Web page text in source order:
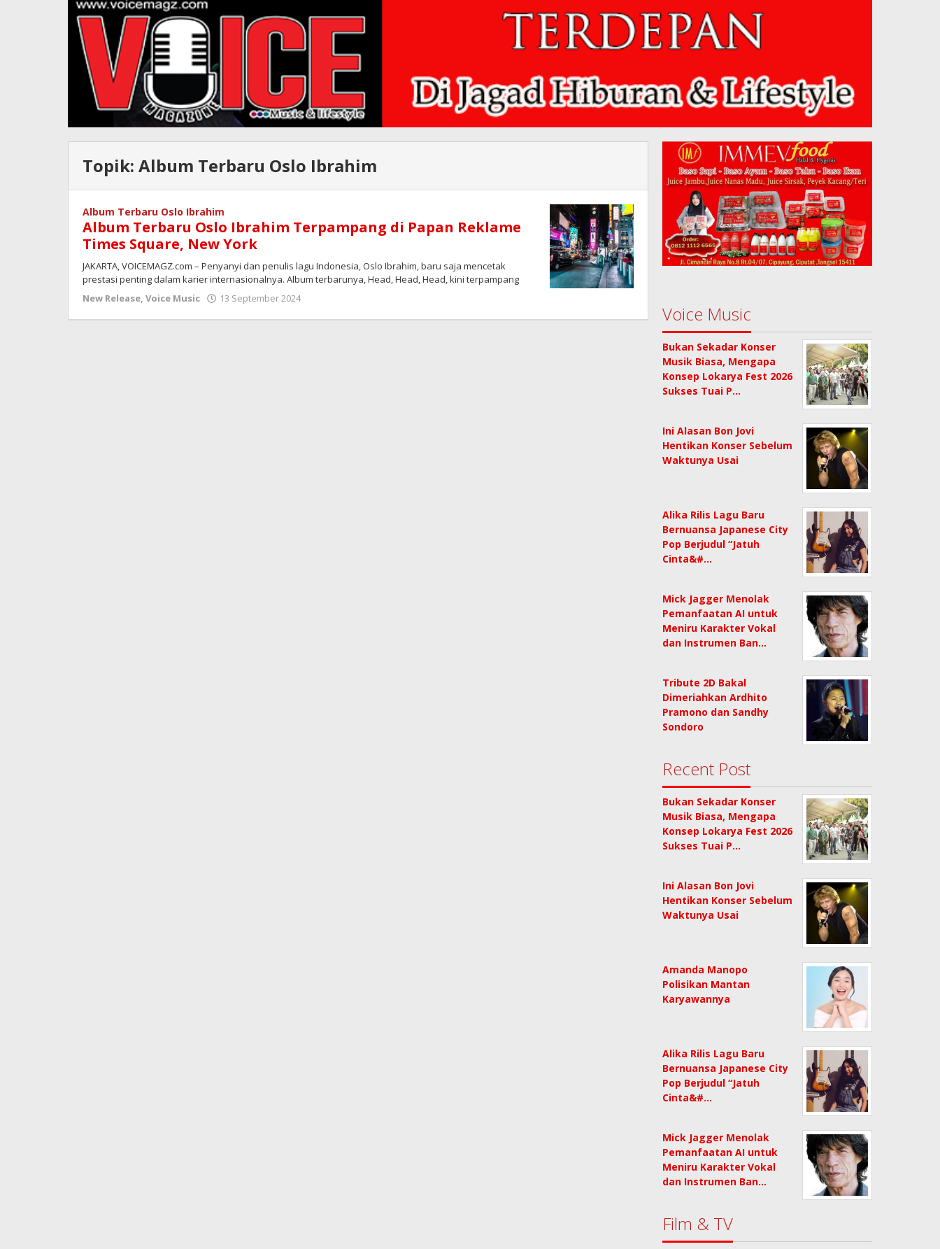
Topik: Album Terbaru Oslo Ibrahim
Album Terbaru Oslo Ibrahim
Album Terbaru Oslo Ibrahim Terpampang di Papan Reklame
Times Square, New York
JAKARTA, VOICEMAGZ.com – Penyanyi dan penulis lagu Indonesia, Oslo Ibrahim, baru saja mencetak
prestasi penting dalam karier internasionalnya. Album terbarunya, Head, Head, Head, kini terpampang
New Release, Voice Music 13 September 2024
Voice Music
Bukan Sekadar Konser
Musik Biasa, Mengapa
Konsep Lokarya Fest 2026
Sukses Tuai P…
Ini Alasan Bon Jovi
Hentikan Konser Sebelum
Waktunya Usai
Alika Rilis Lagu Baru
Bernuansa Japanese City
Pop Berjudul “Jatuh
Cinta&#…
Mick Jagger Menolak
Pemanfaatan AI untuk
Meniru Karakter Vokal
dan Instrumen Ban…
Tribute 2D Bakal
Dimeriahkan Ardhito
Pramono dan Sandhy
Sondoro
Recent Post
Bukan Sekadar Konser
Musik Biasa, Mengapa
Konsep Lokarya Fest 2026
Sukses Tuai P…
Ini Alasan Bon Jovi
Hentikan Konser Sebelum
Waktunya Usai
Amanda Manopo
Polisikan Mantan
Karyawannya
Alika Rilis Lagu Baru
Bernuansa Japanese City
Pop Berjudul “Jatuh
Cinta&#…
Mick Jagger Menolak
Pemanfaatan AI untuk
Meniru Karakter Vokal
dan Instrumen Ban…
Film & TV